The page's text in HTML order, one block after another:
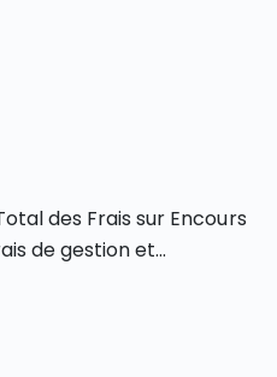
des Frais sur Encours
de gestion et